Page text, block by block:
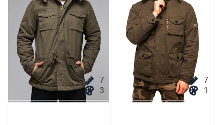
7
3
7
1